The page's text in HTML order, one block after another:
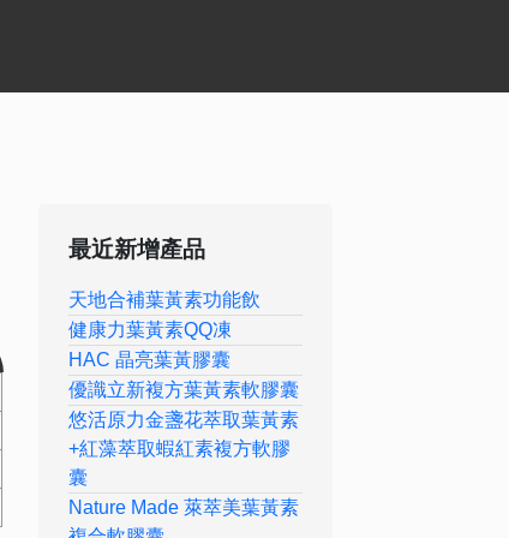
最近新增產品
天地合補葉黃素功能飲
健康力葉黃素QQ凍
HAC 晶亮葉黃膠囊
優識立新複方葉黃素軟膠囊
悠活原力金盞花萃取葉黃素
+紅藻萃取蝦紅素複方軟膠
囊
Nature Made 萊萃美葉黃素